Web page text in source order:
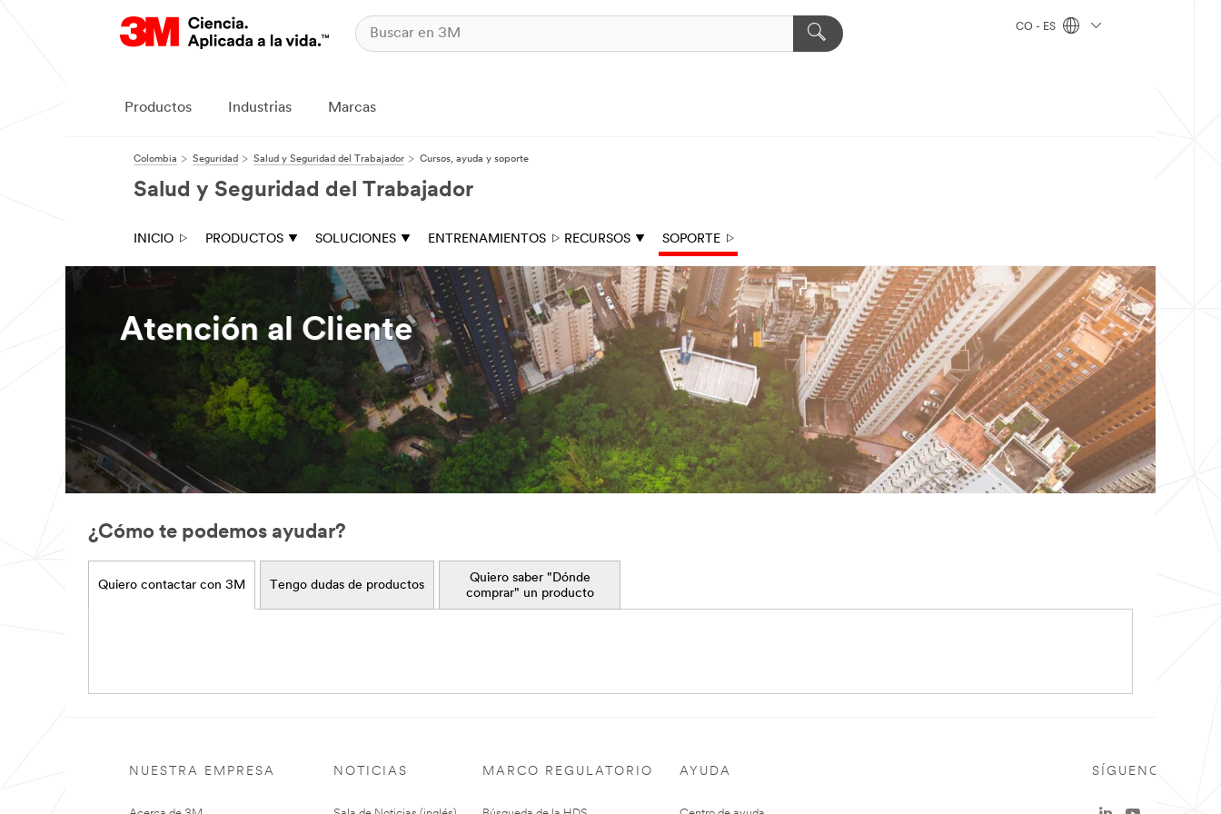
CO - ES
Productos Industrias Marcas
Colombia Seguridad Salud y Seguridad del Trabajador Cursos, ayuda y soporte
Salud y Seguridad del Trabajador
INICIO PRODUCTOS SOLUCIONES ENTRENAMIENTOS RECURSOS SOPORTE
Atención al Cliente
¿Cómo te podemos ayudar?
Quiero contactar con 3M Tengo dudas de productos
Quiero saber "Dónde
comprar" un producto
NUESTRA EMPRESA NOTICIAS MARCO REGULATORIO AYUDA SÍGUENOS